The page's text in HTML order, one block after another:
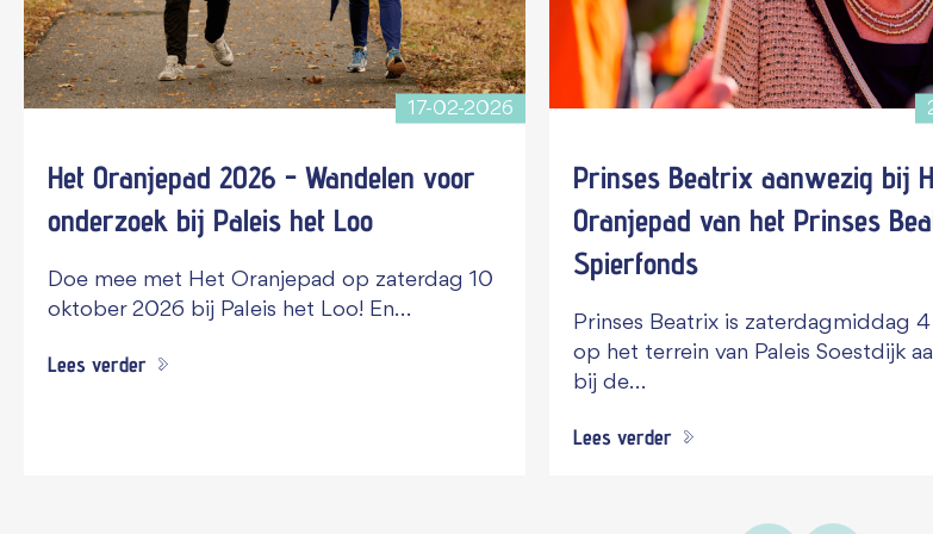
17-02-2026
Het Oranjepad 2026 - Wandelen voor
onderzoek bij Paleis het Loo
Doe mee met Het Oranjepad op zaterdag 10
oktober 2026 bij Paleis het Loo! En…
Lees verder
Prinses Beatrix aanwezig bij
Oranjepad van het Prinses
Spierfonds
Prinses Beatrix is zaterdagmiddag
op het terrein van Paleis Soestdijk
bij de…
Lees verder